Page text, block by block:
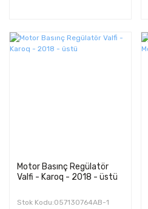
Motor Basınç Regülatör
Valfi - Karoq - 2018 - üstü
Stok Kodu:057130764AB-1